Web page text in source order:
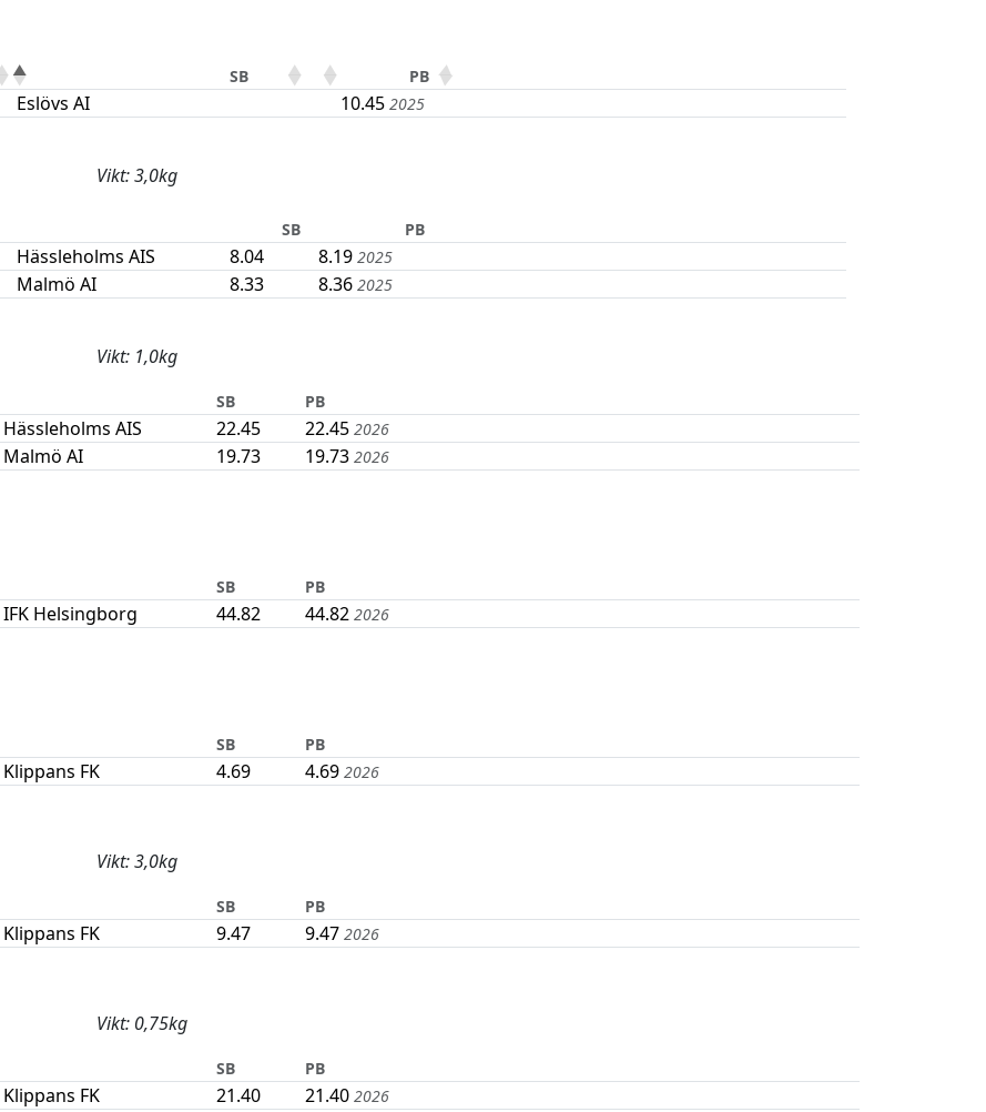
SB PB
Eslövs AI 10.45 2025
Vikt: 3,0kg
SB PB
Hässleholms AIS 8.04 8.19 2025
Malmö AI 8.33 8.36 2025
Vikt: 1,0kg
SB PB
Hässleholms AIS 22.45 22.45 2026
Malmö AI 19.73 19.73 2026
SB PB
IFK Helsingborg 44.82 44.82 2026
SB PB
Klippans FK 4.69 4.69 2026
Vikt: 3,0kg
SB PB
Klippans FK 9.47 9.47 2026
Vikt: 0,75kg
SB PB
Klippans FK 21.40 21.40 2026